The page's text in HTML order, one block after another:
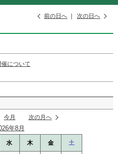
前の日へ 次の日へ
について
今月 次の月へ
年8月
水 木 金 土